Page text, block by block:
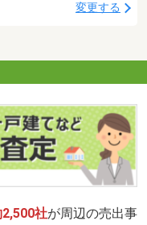
変更する
社が周辺の売出事